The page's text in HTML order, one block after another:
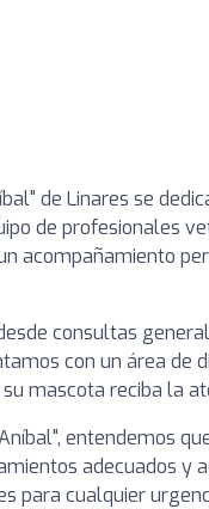
de Linares se
de profesionales
acompañamiento
consultas
con un área
mascota reciba la
entendemos
adecuados y
para cualquier